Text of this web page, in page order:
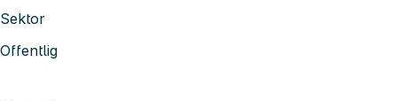
Sektor
Offentlig